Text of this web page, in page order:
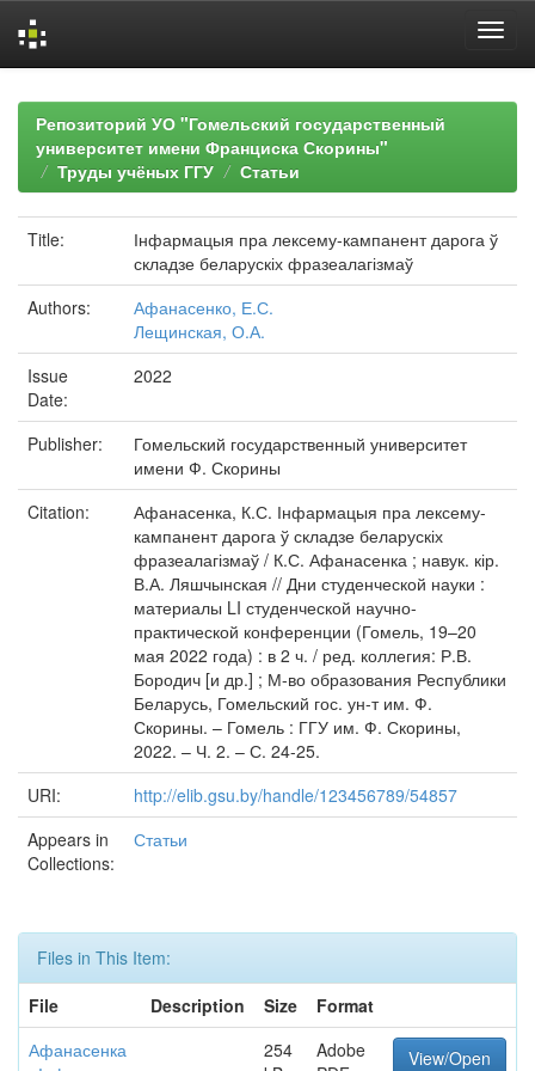
navigationРепозиторий УО "Гомельский государственный
университет имени Франциска Скорины"
Труды учёных ГГУ
Статьи
Title:
Інфармацыя пра лексему-кампанент дарога ў
складзе беларускіх фразеалагізмаў
Authors:
Афанасенко, Е.С.
Лещинская, О.А.
Issue
Date:
2022
Publisher:
Гомельский государственный университет
имени Ф. Скорины
Citation:
Афанасенка, К.С. Інфармацыя пра лексему-
кампанент дарога ў складзе беларускіх
фразеалагізмаў / К.С. Афанасенка ; навук. кір.
В.А. Ляшчынская // Дни студенческой науки :
материалы LI студенческой научно-
практической конференции (Гомель, 19–20
мая 2022 года) : в 2 ч. / ред. коллегия: Р.В.
Бородич [и др.] ; М-во образования Республики
Беларусь, Гомельский гос. ун-т им. Ф.
Скорины. – Гомель : ГГУ им. Ф. Скорины,
2022. – Ч. 2. – С. 24-25.
URI:
http://elib.gsu.by/handle/123456789/54857
Appears in
Collections:
Статьи
Files in This Item:
File
Description Size
Format
Афанасенка
254
Adobe
View/Open